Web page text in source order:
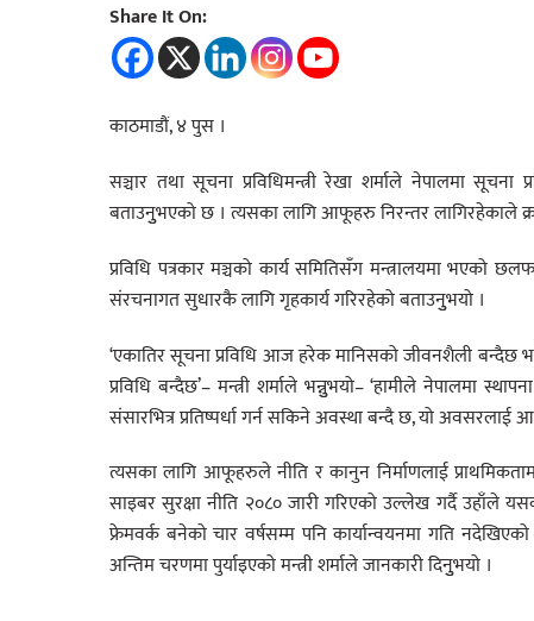
Share It On:
काठमाडौं, ४ पुस ।
सञ्चार तथा सूचना प्रविधिमन्त्री रेखा शर्माले नेपालमा
बताउनुुभएको छ । त्यसका लागि आफूहरु निरन्तर लागिरहेकाले
प्रविधि पत्रकार मञ्चको कार्य समितिसँग मन्त्रालयमा भएको
संरचनागत सुधारकै लागि गृहकार्य गरिरहेको बताउनुुभयो ।
‘एकातिर सूचना प्रविधि आज हरेक मानिसको जीवनशैली बन्दैछ
प्रविधि बन्दैछ’– मन्त्री शर्माले भन्नुुभयो– ‘हामीले नेपालमा
संसारभित्र प्रतिष्पर्धा गर्न सकिने अवस्था बन्दै छ, यो
त्यसका लागि आफूहरुले नीति र कानुन निर्माणलाई
साइबर सुरक्षा नीति २०८० जारी गरिएको उल्लेख गर्दै उहाँले
फ्रेमवर्क बनेको चार वर्षसम्म पनि कार्यान्वयनमा गति
अन्तिम चरणमा पुर्याइएको मन्त्री शर्माले जानकारी दिनुुभयो ।